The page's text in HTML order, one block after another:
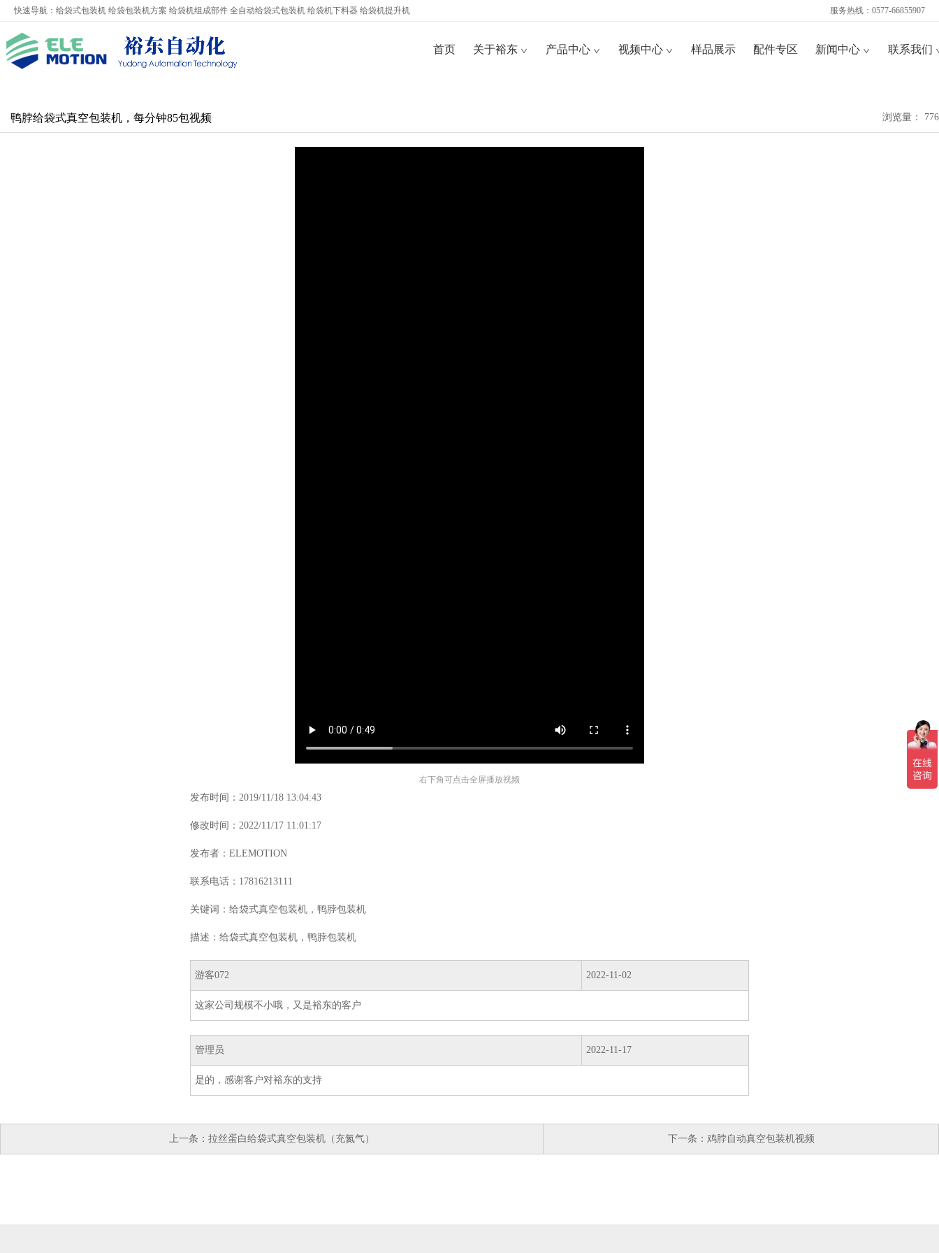
快速导航： 给袋式包装机 给袋包装机方案 给袋机组成部件 全自动给袋式包装机 给袋机下料器 给袋机提升机 服务热线：0577-66855907
首页 关于裕东 产品中心 视频中心 样品展示 配件专区 新闻中心 联系我们
浏览量： 776
鸭脖给袋式真空包装机，每分钟85包视频
右下角可点击全屏播放视频
发布时间：2019/11/18 13:04:43
修改时间：2022/11/17 11:01:17
发布者：ELEMOTION
联系电话：17816213111
关键词：给袋式真空包装机，鸭脖包装机
描述：给袋式真空包装机，鸭脖包装机
游客072 2022-11-02
这家公司规模不小哦，又是裕东的客户
管理员 2022-11-17
是的，感谢客户对裕东的支持
上一条： 拉丝蛋白给袋式真空包装机（充氮气） 下一条： 鸡脖自动真空包装机视频